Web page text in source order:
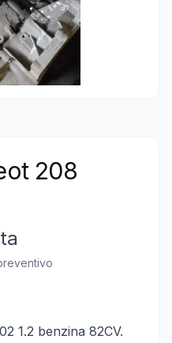
208
1.2 benzina 82CV.